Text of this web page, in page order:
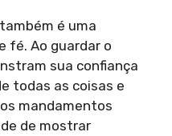
é uma
fé. Ao guardar o
sua confiança
todas as coisas e
mandamentos
de mostrar